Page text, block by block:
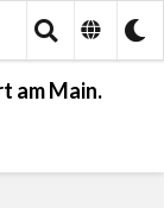
am Main.